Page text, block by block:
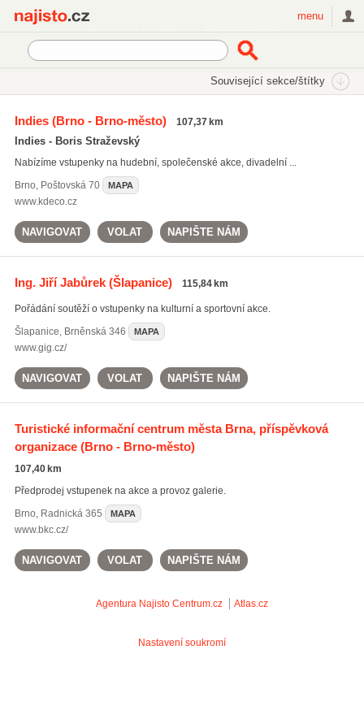
menu
Související sekce/štítky
lístky na koncerty(21)
rezervace vstupenek (34)
Indies(Brno - Brno-město) 107,37 km
Indies - Boris Straževský
Nabízíme vstupenky na hudební, společenské akce, divadelní ...
Brno, Poštovská 70 MAPA
www.kdeco.cz
NAVIGOVAT VOLAT NAPIŠTE NÁM
Ing. Jiří Jabůrek(Šlapanice) 115,84 km
Pořádání soutěží o vstupenky na kulturní a sportovní akce.
Šlapanice, Brněnská 346 MAPA
www.gig.cz/
NAVIGOVAT VOLAT NAPIŠTE NÁM
Turistické informační centrum města Brna, příspěvková
organizace(Brno - Brno-město)
107,40 km
Předprodej vstupenek na akce a provoz galerie.
Brno, Radnická 365 MAPA
www.bkc.cz/
NAVIGOVAT VOLAT NAPIŠTE NÁM
Agentura Najisto Centrum.cz Atlas.cz
Nastavení soukromí